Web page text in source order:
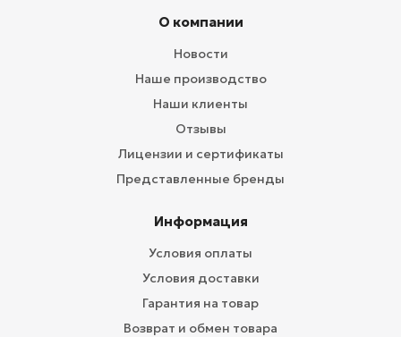
О компании
Новости
Наше производство
Наши клиенты
Отзывы
Лицензии и сертификаты
Представленные бренды
Информация
Условия оплаты
Условия доставки
Гарантия на товар
Возврат и обмен товара